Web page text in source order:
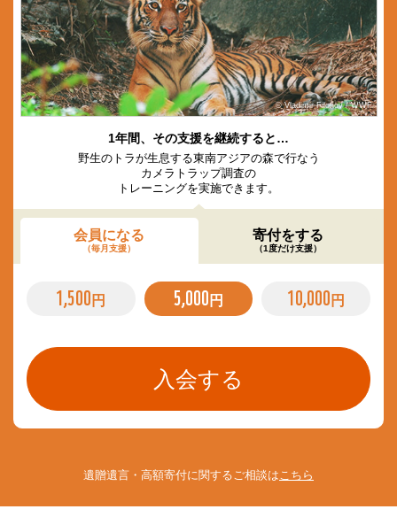
© Vladimir Filonov / WWF
1年間、その支援を継続すると…
野生のトラが生息する東南アジアの森で行なう
カメラトラップ調査の
トレーニングを実施できます。
会員になる
（毎月支援）
寄付をする
（1度だけ支援）
1,500 円 5,000 円 10,000 円
遺贈遺言・高額寄付に関するご相談は こちら